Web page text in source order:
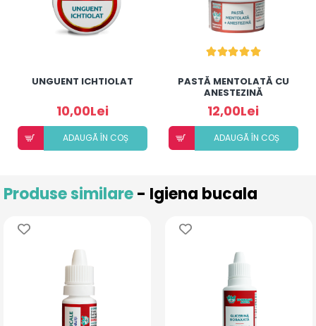
UNGUENT ICHTIOLAT
10,00Lei
ADAUGÃ ÎN COȘ
PASTĂ MENTOLATĂ CU
ANESTEZINĂ
12,00Lei
ADAUGÃ ÎN COȘ
Produse similare- Igiena bucala